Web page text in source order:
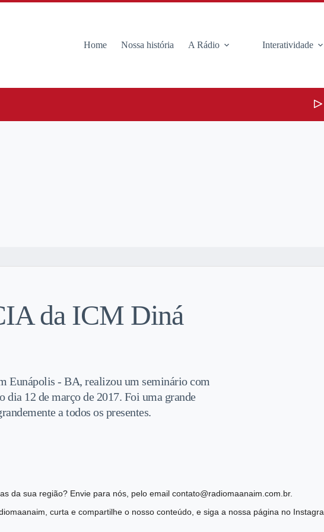
Home Nossa história A Rádio Interatividade
da ICM Diná
Eunápolis - BA, realizou um seminário com
dia 12 de março de 2017. Foi uma grande
a todos os presentes.
da sua região? Envie para nós, pelo email contato@radiomaanaim.com.br.
curta e compartilhe o nosso conteúdo, e siga a nossa página no